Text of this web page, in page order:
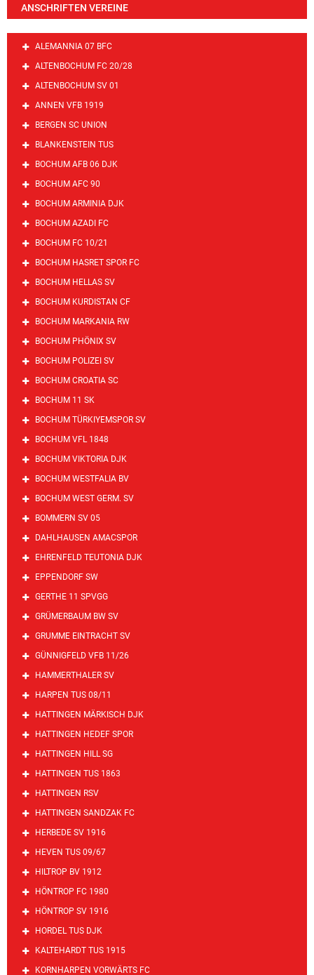
ANSCHRIFTEN VEREINE
ALEMANNIA 07 BFC
ALTENBOCHUM FC 20/28
ALTENBOCHUM SV 01
ANNEN VFB 1919
BERGEN SC UNION
BLANKENSTEIN TUS
BOCHUM AFB 06 DJK
BOCHUM AFC 90
BOCHUM ARMINIA DJK
BOCHUM AZADI FC
BOCHUM FC 10/21
BOCHUM HASRET SPOR FC
BOCHUM HELLAS SV
BOCHUM KURDISTAN CF
BOCHUM MARKANIA RW
BOCHUM PHÖNIX SV
BOCHUM POLIZEI SV
BOCHUM CROATIA SC
BOCHUM 11 SK
BOCHUM TÜRKIYEMSPOR SV
BOCHUM VFL 1848
BOCHUM VIKTORIA DJK
BOCHUM WESTFALIA BV
BOCHUM WEST GERM. SV
BOMMERN SV 05
DAHLHAUSEN AMACSPOR
EHRENFELD TEUTONIA DJK
EPPENDORF SW
GERTHE 11 SPVGG
GRÜMERBAUM BW SV
GRUMME EINTRACHT SV
GÜNNIGFELD VFB 11/26
HAMMERTHALER SV
HARPEN TUS 08/11
HATTINGEN MÄRKISCH DJK
HATTINGEN HEDEF SPOR
HATTINGEN HILL SG
HATTINGEN TUS 1863
HATTINGEN RSV
HATTINGEN SANDZAK FC
HERBEDE SV 1916
HEVEN TUS 09/67
HILTROP BV 1912
HÖNTROP FC 1980
HÖNTROP SV 1916
HORDEL TUS DJK
KALTEHARDT TUS 1915
KORNHARPEN VORWÄRTS FC